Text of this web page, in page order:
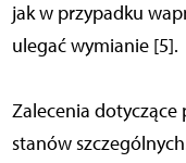
jak w przypadku
ulegać wymianie [5].
Zalecenia
stanów